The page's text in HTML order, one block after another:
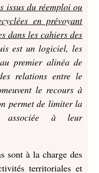
issus du réemploi ou
en prévoyant
dans les cahiers des
est un logiciel, les
premier alinéa de
relations entre le
le recours à
permet de limiter la
associée à leur
sont à la charge des
territoriales et